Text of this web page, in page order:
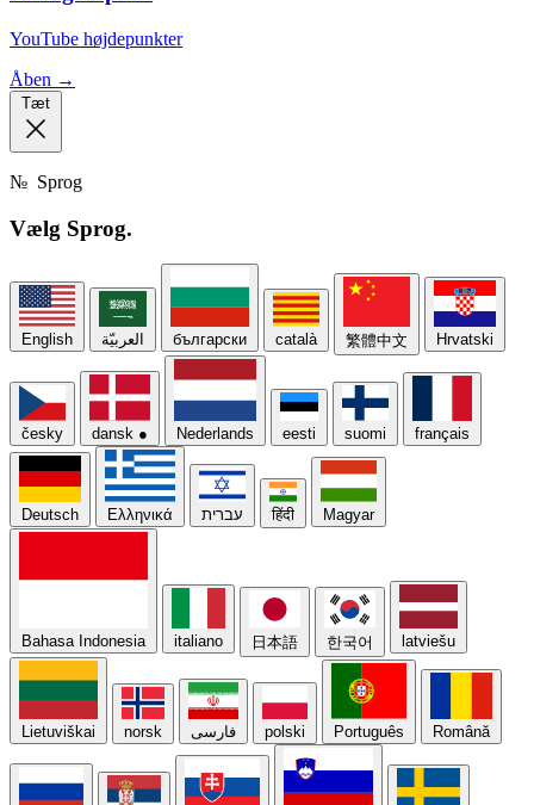
YouTube højdepunkter
Åben →
Tæt
№ Sprog
Vælg Sprog.
English العربيّة български català 繁體中文 Hrvatski
česky dansk ● Nederlands eesti suomi français
Deutsch Ελληνικά עברית हिंदी Magyar
Bahasa Indonesia italiano 日本語 한국어 latviešu
Lietuviškai norsk فارسی polski Português Română